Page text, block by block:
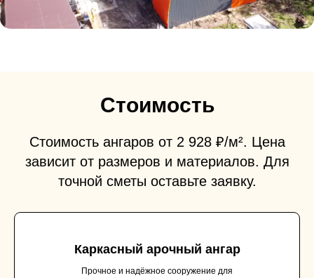
Стоимость
Стоимость ангаров от 2 928 ₽/м². Цена
зависит от размеров и материалов. Для
точной сметы оставьте заявку.
Каркасный арочный ангар
Прочное и надёжное сооружение для